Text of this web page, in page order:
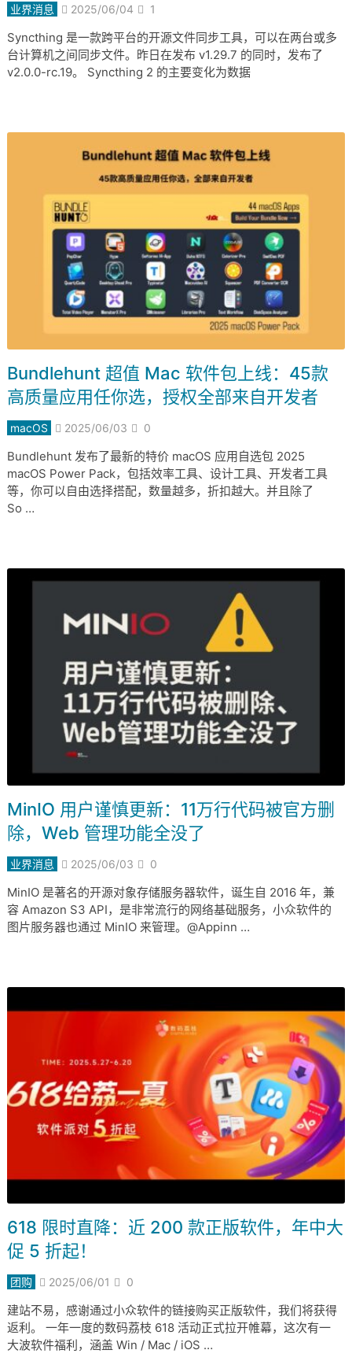
业界消息 2025/06/04 1
Syncthing 是一款跨平台的开源文件同步工具，可以在两台或多
台计算机之间同步文件。昨日在发布 v1.29.7 的同时，发布了
v2.0.0-rc.19。 Syncthing 2 的主要变化为数据
Bundlehunt 超值 Mac 软件包上线：45款
高质量应用任你选，授权全部来自开发者
macOS 2025/06/03 0
Bundlehunt 发布了最新的特价 macOS 应用自选包 2025
macOS Power Pack，包括效率工具、设计工具、开发者工具
等，你可以自由选择搭配，数量越多，折扣越大。并且除了
So …
MinIO 用户谨慎更新：11万行代码被官方删
除，Web 管理功能全没了
业界消息 2025/06/03 0
MinIO 是著名的开源对象存储服务器软件，诞生自 2016 年，兼
容 Amazon S3 API，是非常流行的网络基础服务，小众软件的
图片服务器也通过 MinIO 来管理。@Appinn …
618 限时直降：近 200 款正版软件，年中大
促 5 折起！
团购 2025/06/01 0
建站不易，感谢通过小众软件的链接购买正版软件，我们将获得
返利。 一年一度的数码荔枝 618 活动正式拉开帷幕，这次有一
大波软件福利，涵盖 Win / Mac / iOS …